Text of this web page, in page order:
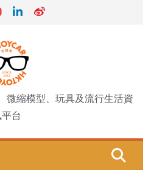
微縮模型、玩具及流行生活資
台